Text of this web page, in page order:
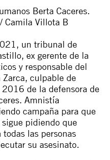
Berta Caceres.
Camila Villota B
un tribunal de
, ex gerente de la
y responsable del
culpable de
de la defensora de
Amnistía
campaña para que
pidiendo que
las personas
su asesinato.